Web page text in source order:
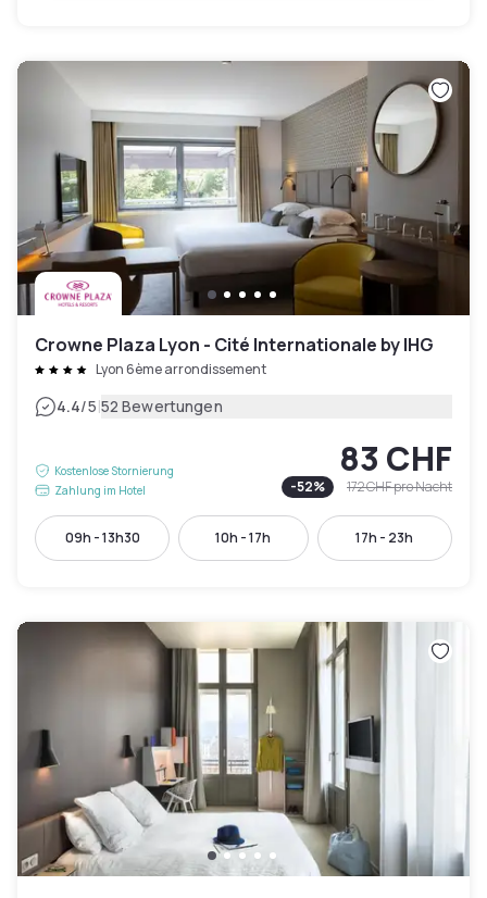
Crowne Plaza Lyon - Cité Internationale by IHG
Lyon 6ème arrondissement
4.4/5|52 Bewertungen
Kostenlose Stornierung
Zahlung im Hotel
83 CHF
-52% 172 CHFpro Nacht
09h - 13h30 10h - 17h 17h - 23h